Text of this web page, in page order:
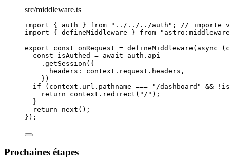
src/middleware.ts
import { auth } from " ../../../auth " ; // importe
import { defineMiddleware } from " astro:middleware
export const onRequest = defineMiddleware ( async (
const isAuthed = await auth . api
. getSession ( {
headers: context . request . headers ,
} )
if
(context . url . pathname === " /dashboard " && !
return context . redirect ( " / " ) ;
}
return next () ;
} );
Prochaines étapes